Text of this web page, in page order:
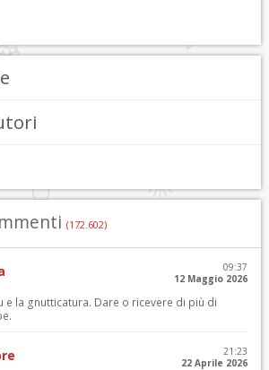
(172.602)
09:37
12 Maggio 2026
e la gnutticatura. Dare o ricevere di più di
21:23
22 Aprile 2026